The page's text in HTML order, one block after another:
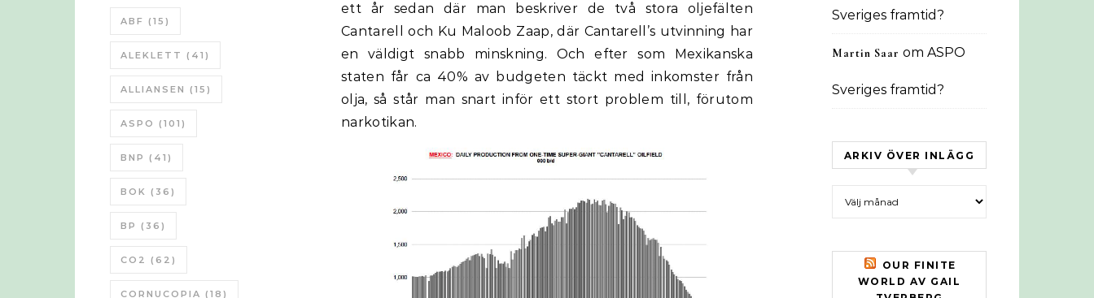
ABF (15)
ALEKLETT (41)
ALLIANSEN (15)
ASPO (101)
BNP (41)
BOK (36)
BP (36)
CO2 (62)
CORNUCOPIA (18)
ett år sedan där man beskriver de två stora oljefälten
Cantarell och Ku Maloob Zaap, där Cantarell’s utvinning har
en väldigt snabb minskning. Och efter som Mexikanska
staten får ca 40% av budgeten täckt med inkomster från
olja, så står man snart inför ett stort problem till, förutom
narkotikan.
Sveriges framtid?
Martin Saar om ASPO
Sveriges framtid?
ARKIV ÖVER INLÄGG
OUR FINITE
WORLD AV GAIL